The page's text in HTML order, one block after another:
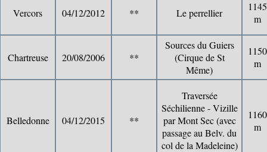
Vercors 04/12/2012 ** Le perrellier
1145
m
Chartreuse 20/08/2006 **
Sources du Guiers
(Cirque de St
Même)
1150
m
Belledonne 04/12/2015 **
Traversée
Séchilienne - Vizille
par Mont Sec (avec
passage au Belv. du
col de la Madeleine)
1160
m